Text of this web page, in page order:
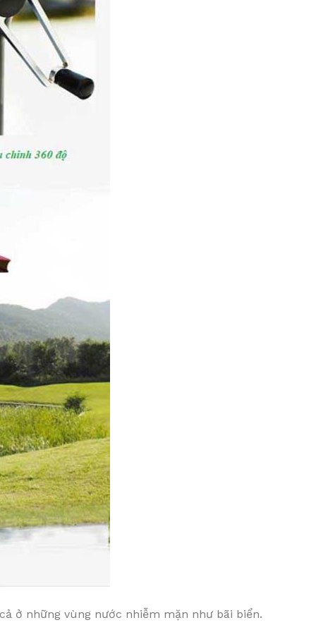
ở những vùng nước nhiễm mặn như bãi biển.